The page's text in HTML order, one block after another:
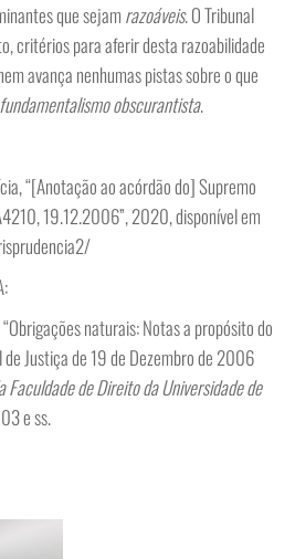
que sejam razoáveis. O Tribunal
critérios para aferir desta razoabilidade
avança nenhumas pistas sobre o que
fundamentalismo obscurantista.
“[Anotação ao acórdão do] Supremo
19.12.2006”, 2020, disponível em
naturais: Notas a propósito do
Justiça de 19 de Dezembro de 2006
Faculdade de Direito da Universidade de
e ss.